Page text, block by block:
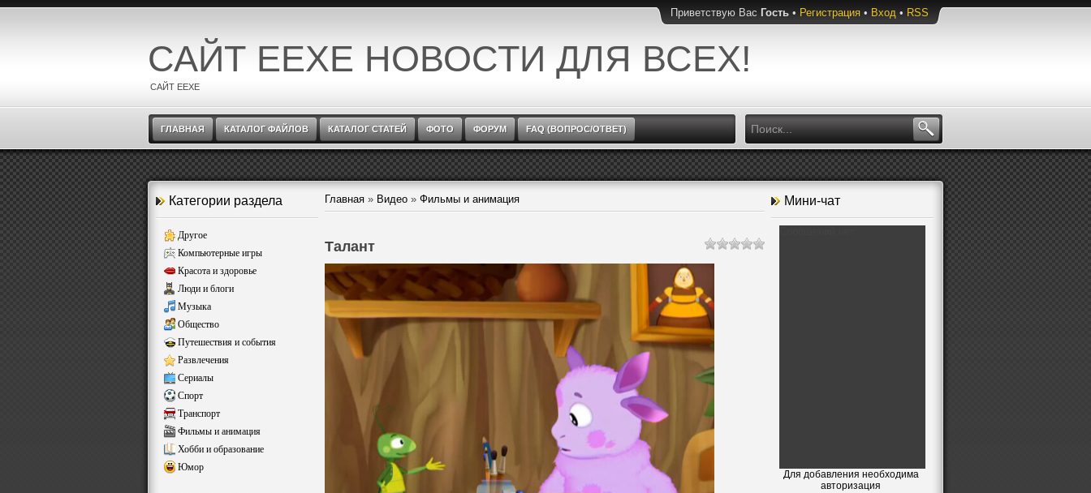
Приветствую Вас Гость • Регистрация • Вход • RSS
САЙТ EEXE НОВОСТИ ДЛЯ ВСЕХ!
САЙТ EEXE
ГЛАВНАЯ КАТАЛОГ ФАЙЛОВ КАТАЛОГ СТАТЕЙ ФОТО ФОРУМ FAQ (ВОПРОС/ОТВЕТ)
Категории раздела
Другое
Компьютерные игры
Красота и здоровье
Люди и блоги
Музыка
Общество
Путешествия и события
Развлечения
Сериалы
Спорт
Транспорт
Фильмы и анимация
Хобби и образование
Юмор
Главная » Видео » Фильмы и анимация
Талант
Мини-чат
Для добавления необходима
авторизация